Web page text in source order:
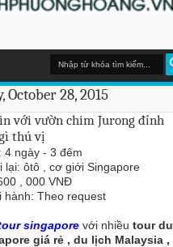
October 28, 2015
với vườn chim Jurong đỉnh
thú vị
4 ngày - 3 đêm
lại: ôtô , cơ giới Singapore
, 000 VNĐ
hành: Theo request
singapore với nhiều tour du
giá rẻ , du lịch Malaysia ,